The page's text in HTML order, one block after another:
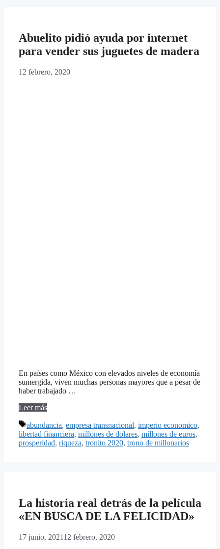
Abuelito pidió ayuda por internet
para vender sus juguetes de madera
12 febrero, 2020
En países como México con elevados niveles de economía
sumergida, viven muchas personas mayores que a pesar de
haber trabajado …
Leer más
Etiquetas
abundancia, empresa transnacional, imperio economico,
libertad financiera, millones de dolares, millones de euros,
prosperidad, riqueza, tronito 2020, trono de millonarios
La historia real detrás de la película
«EN BUSCA DE LA FELICIDAD»
17 junio, 202112 febrero, 2020